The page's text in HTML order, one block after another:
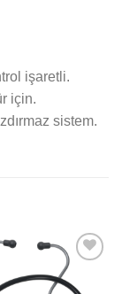
işaretli.
için.
sistem.